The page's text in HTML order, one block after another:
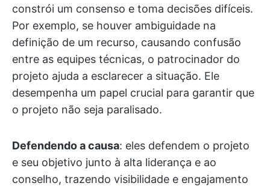
constrói um consenso e toma decisões difíceis.
Por exemplo, se houver ambiguidade na
definição de um recurso, causando confusão
entre as equipes técnicas, o patrocinador do
projeto ajuda a esclarecer a situação. Ele
desempenha um papel crucial para garantir que
o projeto não seja paralisado.
Defendendo a causa: eles defendem o projeto
e seu objetivo junto à alta liderança e ao
conselho, trazendo visibilidade e engajamento